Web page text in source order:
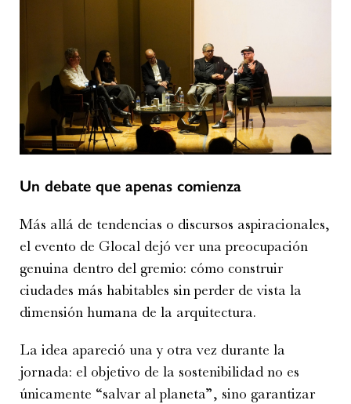
Un debate que apenas comienza
Más allá de tendencias o discursos aspiracionales,
el evento de Glocal dejó ver una preocupación
genuina dentro del gremio: cómo construir
ciudades más habitables sin perder de vista la
dimensión humana de la arquitectura.
La idea apareció una y otra vez durante la
jornada: el objetivo de la sostenibilidad no es
únicamente “salvar al planeta”, sino garantizar